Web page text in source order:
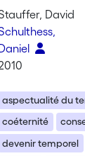
David
aspectualité du
coéternité
devenir temporel